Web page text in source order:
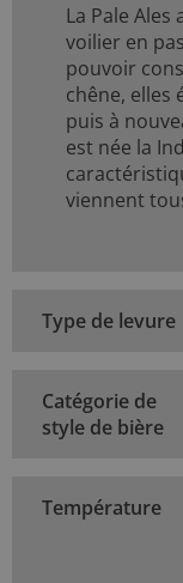
La Pale
voilier en
pouvoir
chêne, elles
puis à
est née la
viennent
Type de levure
Catégorie de
style de bière
Température